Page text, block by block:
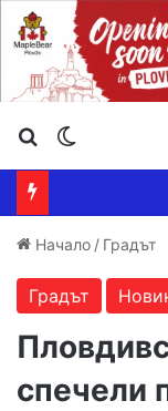
Търсене ...
Начало / Градът
Градът
спечели